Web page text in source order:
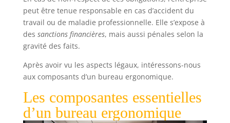
peut être tenue responsable en cas d’accident du
travail ou de maladie professionnelle. Elle s’expose à
des sanctions financières, mais aussi pénales selon la
gravité des faits.
Après avoir vu les aspects légaux, intéressons-nous
aux composants d’un bureau ergonomique.
Les composantes essentielles
d’un bureau ergonomique